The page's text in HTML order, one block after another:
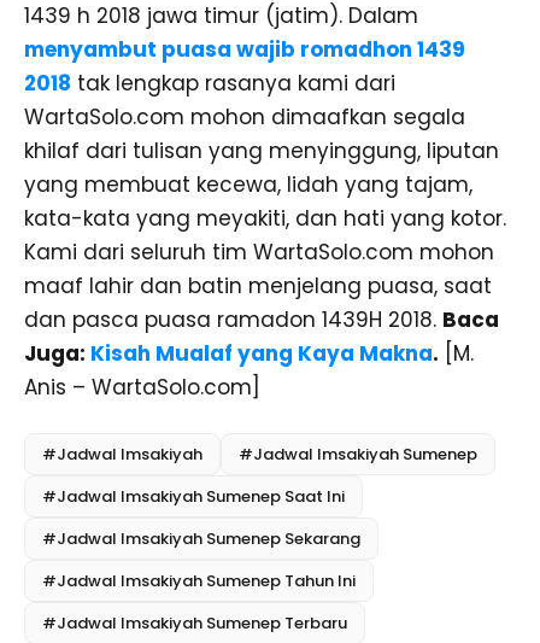
1439 h 2018 jawa timur (jatim). Dalam
menyambut puasa wajib romadhon 1439
2018 tak lengkap rasanya kami dari
WartaSolo.com mohon dimaafkan segala
khilaf dari tulisan yang menyinggung, liputan
yang membuat kecewa, lidah yang tajam,
kata-kata yang meyakiti, dan hati yang kotor.
Kami dari seluruh tim WartaSolo.com mohon
maaf lahir dan batin menjelang puasa, saat
dan pasca puasa ramadon 1439H 2018. Baca
Juga: Kisah Mualaf yang Kaya Makna. [M.
Anis – WartaSolo.com]
#Jadwal Imsakiyah
#Jadwal Imsakiyah Sumenep
#Jadwal Imsakiyah Sumenep Saat Ini
#Jadwal Imsakiyah Sumenep Sekarang
#Jadwal Imsakiyah Sumenep Tahun Ini
#Jadwal Imsakiyah Sumenep Terbaru